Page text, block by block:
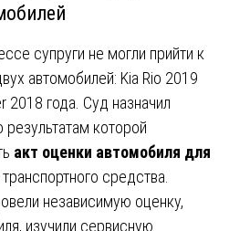
супруги не могли прийти к
автомобилей: Kia Rio 2019
2018 года. Суд назначил
которой
акт оценки автомобиля для
средства.
независимую оценку,
изучили сервисную